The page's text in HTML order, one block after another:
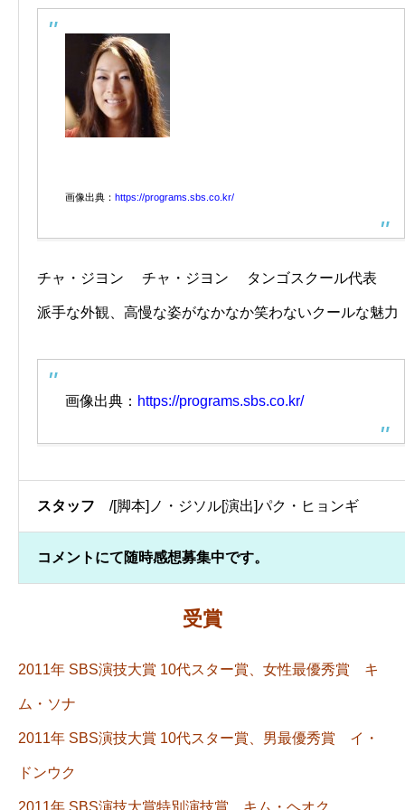
画像出典： https://programs.sbs.co.kr/
チャ・ジヨン チャ・ジヨン タンゴスクール代表
派手な外観、高慢な姿がなかなか笑わないクールな魅力
画像出典： https://programs.sbs.co.kr/
スタッフ /[脚本]ノ・ジソル[演出]パク・ヒョンギ
コメントにて随時感想募集中です。
受賞
2011年 SBS演技大賞 10代スター賞、女性最優秀賞 キ
ム・ソナ
2011年 SBS演技大賞 10代スター賞、男最優秀賞 イ・
ドンウク
2011年 SBS演技大賞特別演技賞 キム・ヘオク